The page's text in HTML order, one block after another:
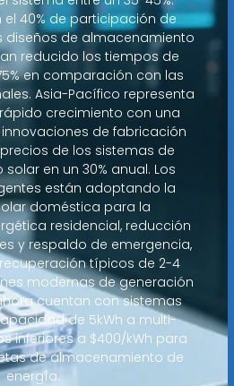
el 40% de participación de
diseños de almacenamiento
reducido los tiempos de
en comparación con las
Asia-Pacífico representa
crecimiento con una
innovaciones de fabricación
de los sistemas de
en un 30% anual. Los
están adoptando la
doméstica para la
residencial, reducción
y respaldo de emergencia,
típicos de 2-4
modernas de generación
cuentan con sistemas
de 5kWh a multi-
inferiores a $400/kWh para
de almacenamiento de
energía.